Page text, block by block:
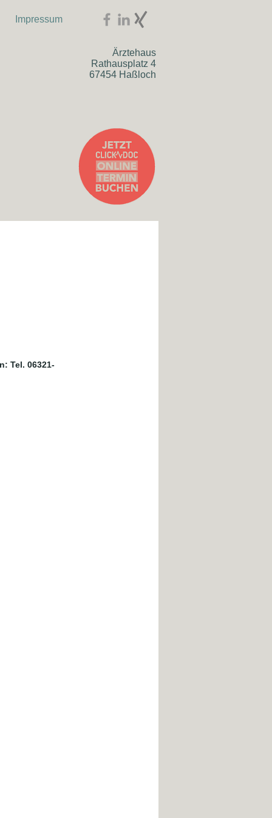
Impressum
Ärztehaus
Rathausplatz 4
67454 Haßloch
Tel. 06321-